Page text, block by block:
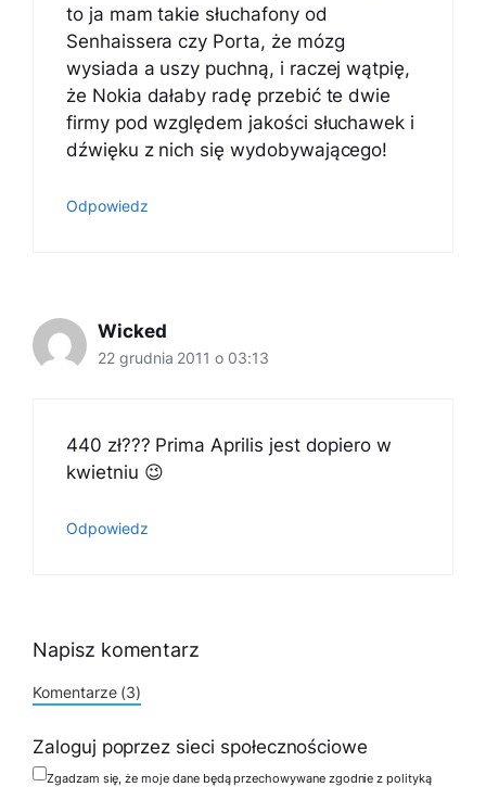
to ja mam takie słuchafony od
Senhaissera czy Porta, że mózg
wysiada a uszy puchną, i raczej wątpię,
że Nokia dałaby radę przebić te dwie
firmy pod względem jakości słuchawek i
dźwięku z nich się wydobywającego!
Odpowiedz
Wicked
22 grudnia 2011 o 03:13
440 zł??? Prima Aprilis jest dopiero w
kwietniu 😉
Odpowiedz
Napisz komentarz
Komentarze (3)
Zaloguj poprzez sieci społecznościowe
Zgadzam się, że moje dane będą przechowywane zgodnie z polityką